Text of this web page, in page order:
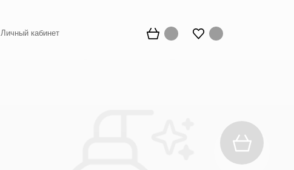
Личный кабинет